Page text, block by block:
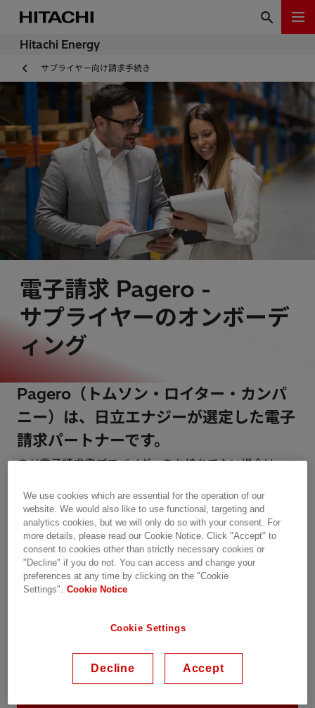
Hitachi Energy
サプライヤー向け請求手続き
電子請求 Pagero -
サプライヤーのオンボーデ
ィング
Pagero（トムソン・ロイター・カンパ
ニー）は、日立エナジーが選定した電子
請求パートナーです。
まだ電子請求書プロバイダーをお持ちでない場合は、
す。
以下は、請求書を手動で作成できるアカウントの作成方
法の説明です。
より自動化されたソリューションが必要な場合は、。
https://www.pagero.com/contact
We use cookies which are essential for the operation of our
website. We would also like to use functional, targeting and
analytics cookies, but we will only do so with your consent. For
more details, please read our Cookie Notice. Click "Accept" to
consent to cookies other than strictly necessary cookies or
"Decline" if you do not. You can access and change your
preferences at any time by clicking on the "Cookie
Settings".
Cookie Notice
Cookie Settings
Decline Accept